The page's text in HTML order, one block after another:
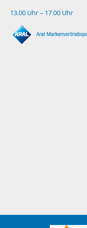
13.00 Uhr – 17.00 Uhr